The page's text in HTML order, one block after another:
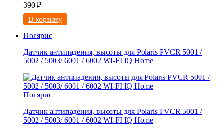
390 ₽
В корзину
Полярис
Датчик антипадения, высоты для Polaris PVCR 5001 /
5002 / 5003/ 6001 / 6002 WI-FI IQ Home
Полярис
Датчик антипадения, высоты для Polaris PVCR 5001 /
5002 / 5003/ 6001 / 6002 WI-FI IQ Home